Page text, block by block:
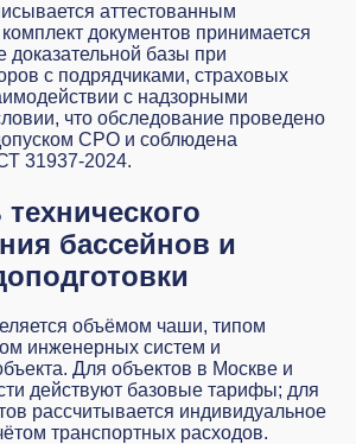
аттестованным
документов принимается
доказательной базы при
с подрядчиками, страховых
с надзорными
что обследование проведено
СРО и соблюдена
31937-2024.
бассейнов и
объёмом чаши, типом
инженерных систем и
Для объектов в Москве и
действуют базовые тарифы; для
рассчитывается индивидуальное
транспортных расходов.